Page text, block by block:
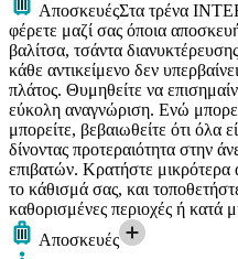
ΑποσκευέςΣτα τρένα
φέρετε μαζί σας όποια
βαλίτσα, τσάντα
κάθε αντικείμενο δεν
πλάτος. Θυμηθείτε να
εύκολη αναγνώριση. Ενώ
μπορείτε, βεβαιωθείτε ότι όλα
δίνοντας προτεραιότητα στην
επιβατών. Κρατήστε μικρότερα
το κάθισμά σας, και
καθορισμένες περιοχές ή κατά
Αποσκευές